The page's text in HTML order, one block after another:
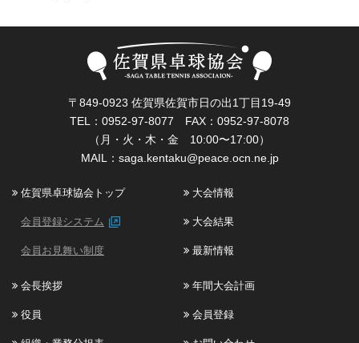
〒849-0923 佐賀県佐賀市日の出1丁目19-49
TEL：0952-97-8077 FAX：0952-97-8078
（月・火・木・金 10:00〜17:00）
MAIL： saga.kentaku@peace.ocn.ne.jp
佐賀県卓球協会トップ
会員登録システム
会員お見舞い制度
大会情報
大会結果
最新情報
会長挨拶
役員
年間大会計画
会員登録